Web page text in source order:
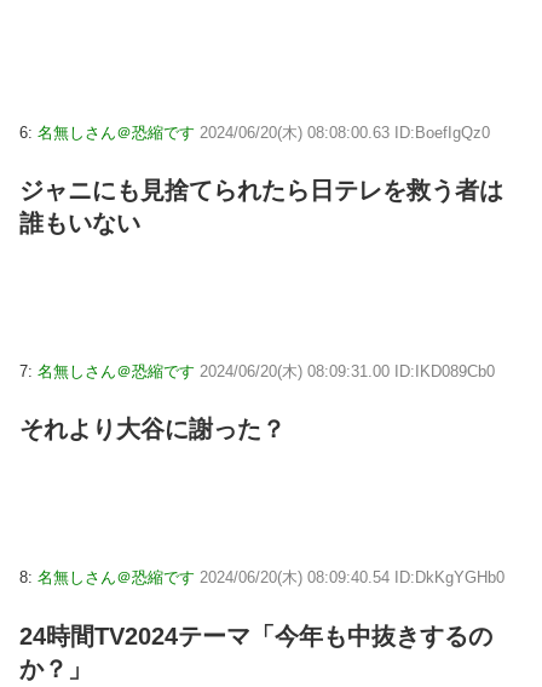
6: 名無しさん＠恐縮です 2024/06/20(木) 08:08:00.63 ID:BoefIgQz0
ジャニにも見捨てられたら日テレを救う者は
誰もいない
7: 名無しさん＠恐縮です 2024/06/20(木) 08:09:31.00 ID:IKD089Cb0
それより大谷に謝った？
8: 名無しさん＠恐縮です 2024/06/20(木) 08:09:40.54 ID:DkKgYGHb0
24時間TV2024テーマ「今年も中抜きするの
か？」